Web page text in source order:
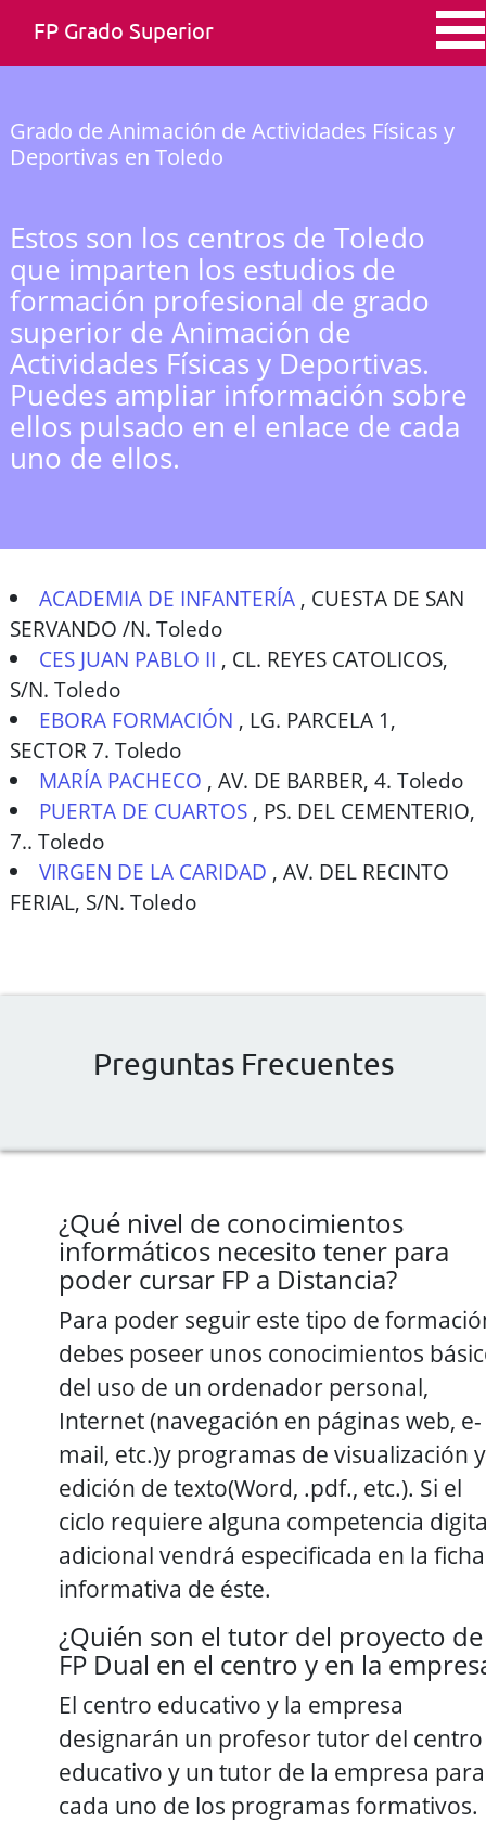
FP Grado Superior
Grado de Animación de Actividades Físicas y
Deportivas en Toledo
Estos son los centros de Toledo
que imparten los estudios de
formación profesional de grado
superior de Animación de
Actividades Físicas y Deportivas.
Puedes ampliar información sobre
ellos pulsado en el enlace de cada
uno de ellos.
ACADEMIA DE INFANTERÍA , CUESTA DE SAN
SERVANDO /N. Toledo
CES JUAN PABLO II , CL. REYES CATOLICOS,
S/N. Toledo
EBORA FORMACIÓN , LG. PARCELA 1,
SECTOR 7. Toledo
MARÍA PACHECO ,AV. DE BARBER, 4. Toledo
PUERTA DE CUARTOS , PS. DEL CEMENTERIO,
7.. Toledo
VIRGEN DE LA CARIDAD ,AV. DEL RECINTO
FERIAL, S/N. Toledo
Preguntas Frecuentes
¿Qué nivel de conocimientos
informáticos necesito tener para
poder cursar FP a Distancia?
Para poder seguir este tipo de
debes poseer unos conocimientos
del uso de un ordenador personal,
Internet (navegación en páginas web, e-
mail, etc.)y programas de visualización y
edición de texto(Word, .pdf., etc.). Si el
ciclo requiere alguna competencia
adicional vendrá especificada en la ficha
informativa de éste.
¿Quién son el tutor del proyecto de
FP Dual en el centro y en la
El centro educativo y la empresa
designarán un profesor tutor del centro
educativo y un tutor de la empresa para
cada uno de los programas formativos.